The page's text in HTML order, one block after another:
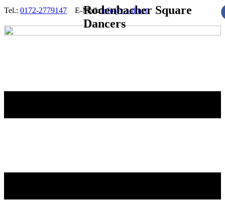
Tel.: 0172-2779147 E-Mail:info@r-s-d.net
Rodenbacher Square
Dancers